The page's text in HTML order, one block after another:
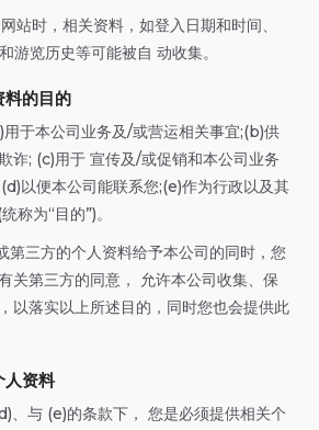
站时，相关资料，如登入日期和时间、
游览历史等可能被自 动收集。
料的目的
用于本公司业务及/或营运相关事宜;(b)供
诈; (c)用于 宣传及/或促销和本公司业务
以便本公司能联系您;(e)作为行政以及其
称为“目的”)。
第三方的个人资料给予本公司的同时，您
关第三方的同意， 允许本公司收集、保
以落实以上所述目的，同时您也会提供此
人资料
、与 (e)的条款下， 您是必须提供相关个